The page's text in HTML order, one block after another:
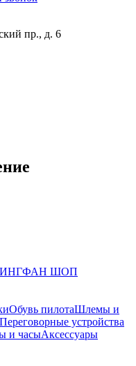
пр., д. 6
ФАН ШОП
Обувь пилотаШлемы и
Переговорные устройства
и часыАксессуары